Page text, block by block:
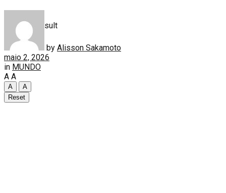
View All Result
by Alisson Sakamoto
maio 2, 2026
in MUNDO
A A
A
A
Reset